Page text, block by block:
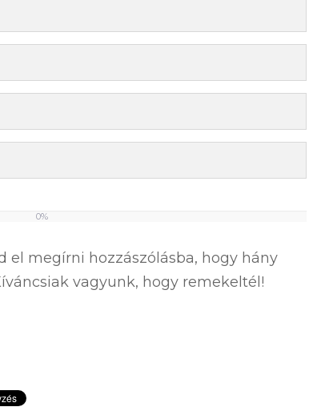
0%
el megírni hozzászólásba, hogy hány
vagyunk, hogy remekeltél!